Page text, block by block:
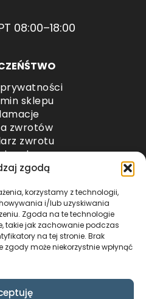
zgodą
korzystamy z technologii,
i/lub uzyskiwania
Zgoda na te technologie
takie jak zachowanie podczas
na tej stronie. Brak
może niekorzystnie wpłynąć
08:00–18:00
sklepu
zwrotów
zwrotu
od umowy
– przesyłki paletowe
PŁATNOŚCI